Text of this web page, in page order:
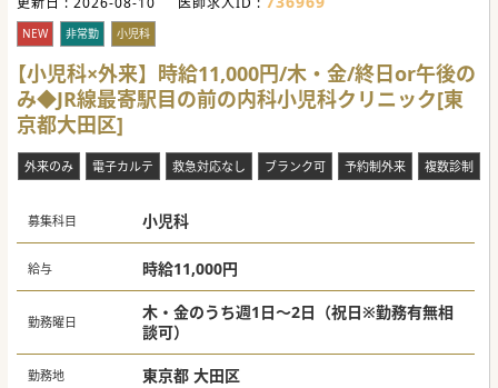
NEW 非常勤 小児科
【小児科×外来】時給11,000円/木・金/終日or午後の
み◆JR線最寄駅目の前の内科小児科クリニック[東
京都大田区]
外来のみ 電子カルテ 救急対応なし ブランク可 予約制外来 複数診制
募集科目 小児科
給与 時給11,000円
勤務曜日
木・金のうち週1日～2日（祝日※勤務有無相
談可）
勤務地 東京都 大田区